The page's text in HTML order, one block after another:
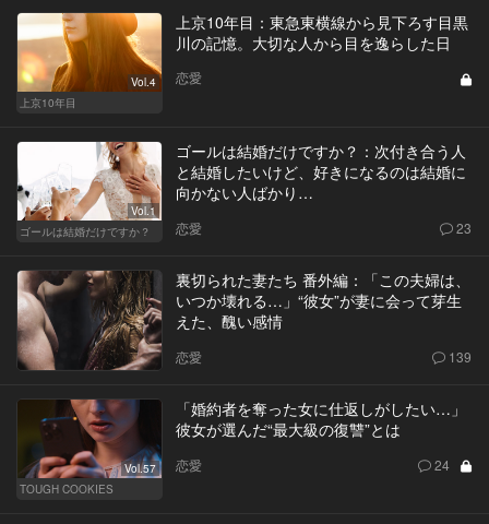
Vol.4
上京10年目
上京10年目：東急東横線から見下ろす目黒
川の記憶。大切な人から目を逸らした日
恋愛
Vol.1
ゴールは結婚だけですか？
ゴールは結婚だけですか？：次付き合う人
と結婚したいけど、好きになるのは結婚に
向かない人ばかり…
恋愛 23
裏切られた妻たち 番外編：「この夫婦は、
いつか壊れる…」“彼女”が妻に会って芽生
えた、醜い感情
恋愛 139
Vol.57
TOUGH COOKIES
「婚約者を奪った女に仕返しがしたい…」
彼女が選んだ“最大級の復讐”とは
恋愛 24